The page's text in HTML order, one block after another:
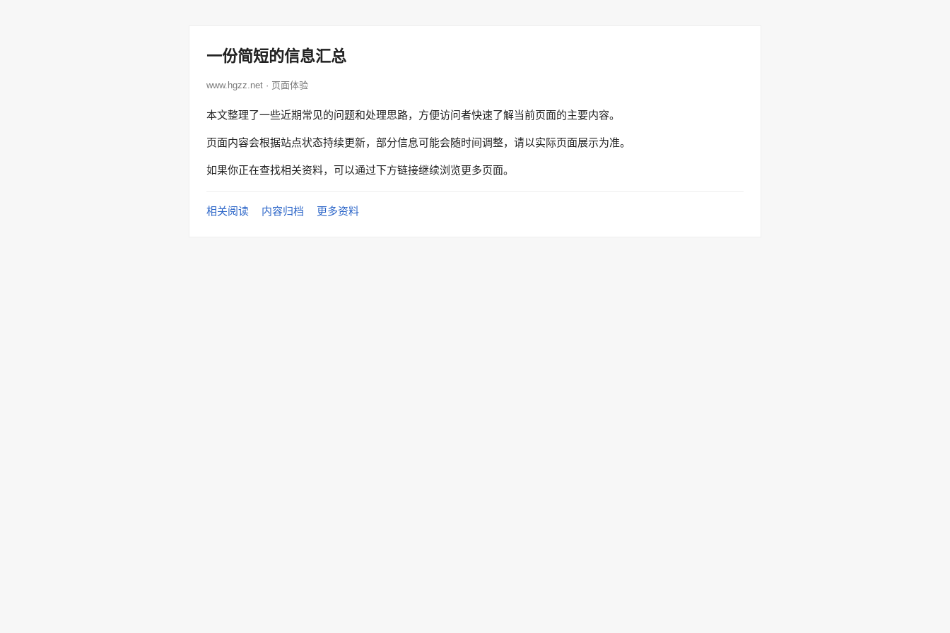
一份简短的信息汇总
www.hgzz.net · 页面体验
本文整理了一些近期常见的问题和处理思路，方便访问者快速了解当前页面的主要内容。
页面内容会根据站点状态持续更新，部分信息可能会随时间调整，请以实际页面展示为准。
如果你正在查找相关资料，可以通过下方链接继续浏览更多页面。
相关阅读 内容归档 更多资料